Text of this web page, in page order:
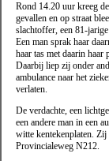
Rond 14.20 uur kreeg
gevallen en op straat
slachtoffer, een 81-
Een man sprak haar
haar tas met daarin
Daarbij liep zij onder
ambulance naar het
verlaten.
De verdachte, een
een andere man in een
witte kentekenplaten.
Provincialeweg N212.